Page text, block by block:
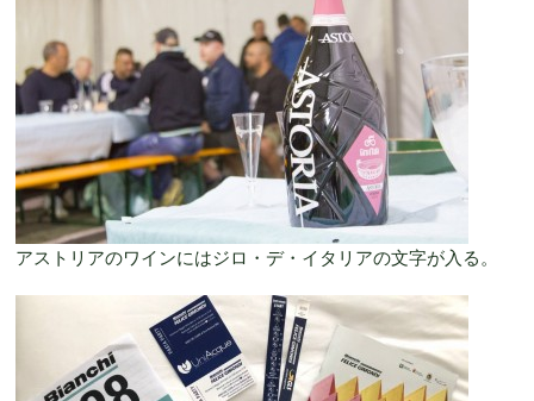
アストリアのワインにはジロ・デ・イタリアの文字が入る。